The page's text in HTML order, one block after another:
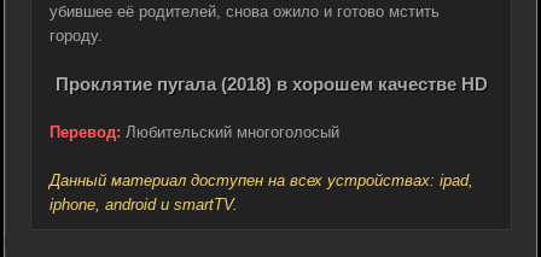
убившее её родителей, снова ожило и готово мстить
городу.
Проклятие пугала (2018) в хорошем качестве HD
Перевод: Любительский многоголосый
Данный материал доступен на всех устройствах: ipad,
iphone, android и smartTV.